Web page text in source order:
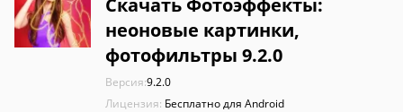
Скачать Фотоэффекты:
неоновые картинки,
фотофильтры 9.2.0
Версия:9.2.0
Лицензия: Бесплатно для Android